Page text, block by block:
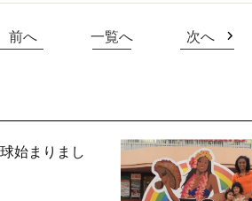
前へ 一覧へ 次へ